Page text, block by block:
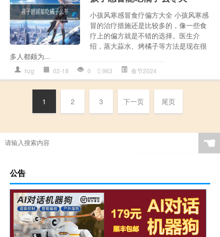
小孩风寒感冒食疗偏方大全 小孩风寒感
冒的治疗措施还是比较多的，像一些食
疗上的偏方就是不错的选择。医生介
绍，蒸大蒜水、烤橘子等方法是现在很
多人都颇为...
hzg 02-18 0 963 春节2024
1 2 3 下一页 尾页
☚
公告